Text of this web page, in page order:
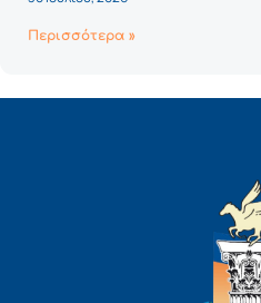
Περισσότερα »